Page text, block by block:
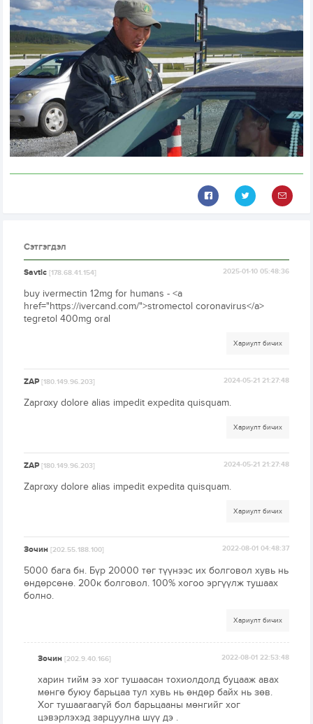
Сэтгэгдэл
Savtlc[178.68.41.154] 2025-01-10 05:48:36
buy ivermectin 12mg for humans - <a
href="https://ivercand.com/">stromectol coronavirus</a>
tegretol 400mg oral
Хариулт бичих
ZAP[180.149.96.203] 2024-05-21 21:27:48
Zaproxy dolore alias impedit expedita quisquam.
Хариулт бичих
ZAP[180.149.96.203] 2024-05-21 21:27:48
Zaproxy dolore alias impedit expedita quisquam.
Хариулт бичих
Зочин[202.55.188.100] 2022-08-01 04:48:37
5000 бага бн. Бүр 20000 төг түүнээс их болговол хувь нь
өндөрсөнө. 200к болговол. 100% хогоо эргүүлж тушаах
болно.
Хариулт бичих
Зочин[202.9.40.166] 2022-08-01 22:53:48
харин тийм ээ хог тушаасан тохиолдолд буцааж авах
мөнгө буюу барьцаа тул хувь нь өндөр байх нь зөв.
Хог тушаагаагүй бол барьцааны мөнгийг хог
цэвэрлэхэд зарцуулна шүү дэ .